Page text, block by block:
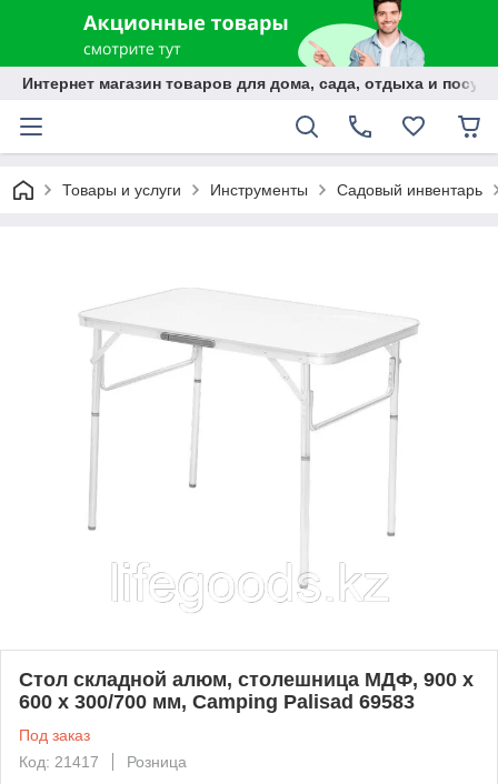
Интернет магазин товаров для дома, сада, отдыха и
Товары и услуги Инструменты Садовый инвентарь
Стол складной алюм, столешница МДФ, 900 x
600 x 300/700 мм, Camping Palisad 69583
Под заказ
Код: 21417
Розница